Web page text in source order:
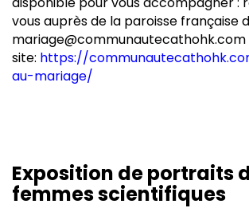
vous auprès de la paroisse française
mariage@communautecathohk.com
site: https://
au-mariage/
Exposition de portraits
femmes scientifiques